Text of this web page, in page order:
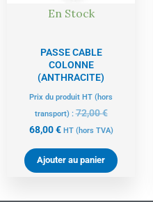
En Stock
PASSE CABLE
COLONNE
(ANTHRACITE)
Prix du produit HT (hors
transport) :72,00€
68,00€ HT (hors TVA)
Ajouter au panier